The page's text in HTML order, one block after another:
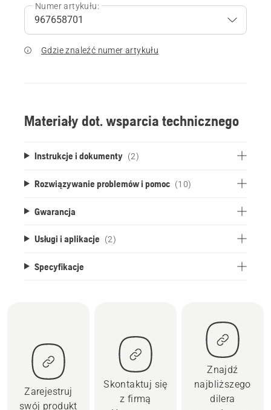
Numer artykułu:
Gdzie znaleźć numer artykułu
Materiały dot. wsparcia technicznego
Instrukcje i dokumenty (2)
Rozwiązywanie problemów i pomoc (10)
Gwarancja
Usługi i aplikacje (2)
Specyfikacje
Zarejestruj
swój produkt
Skontaktuj się
z firmą
Znajdź
najbliższego
dilera